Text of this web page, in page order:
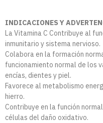
INDICACIONES Y
La Vitamina C Contribuye al
inmunitario y sistema nervioso.
Colabora en la formación
funcionamiento normal de los
encías, dientes y piel.
Favorece al metabolismo
hierro.
Contribuye en la función
células del daño oxidativo.